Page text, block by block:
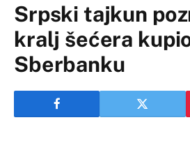
Srpski tajkun
kralj šećera
Sberbanku